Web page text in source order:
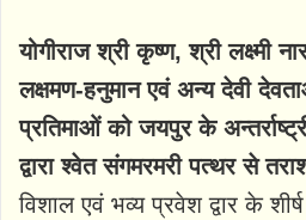
योगीराज श्री कृष्ण, श्री लक्ष्मी
लक्षमण-हनुमान एवं अन्य देवी
प्रतिमाओं को जयपुर के
द्वारा श्वेत संगमरमरी पत्थर से
विशाल एवं भव्य प्रवेश द्वार के